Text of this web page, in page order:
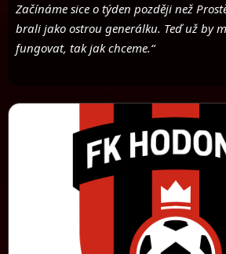
Začínáme sice o týden později než
brali jako ostrou generálku. Teď už by
fungovat, tak jak chceme.“